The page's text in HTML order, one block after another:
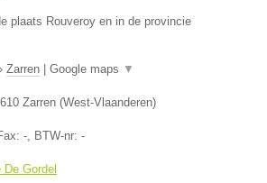
plaats Rouveroy en in de provincie
Zarren | Google maps ▼
Zarren (West-Vlaanderen)
- , BTW-nr: -
De Gordel